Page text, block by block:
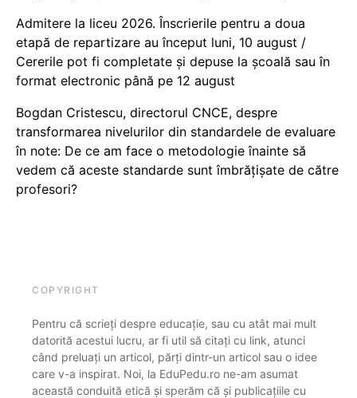
Admitere la liceu 2026. Înscrierile pentru a doua
etapă de repartizare au început luni, 10 august /
Cererile pot fi completate și depuse la școală sau în
format electronic până pe 12 august
Bogdan Cristescu, directorul CNCE, despre
transformarea nivelurilor din standardele de evaluare
în note: De ce am face o metodologie înainte să
vedem că aceste standarde sunt îmbrățișate de către
profesori?
COPYRIGHT
Pentru că scrieți despre educație, sau cu atât mai mult
datorită acestui lucru, ar fi util să citați cu link, atunci
când preluați un articol, părți dintr-un articol sau o idee
care v-a inspirat. Noi, la EduPedu.ro ne-am asumat
această conduită etică și sperăm că și publicațiile cu